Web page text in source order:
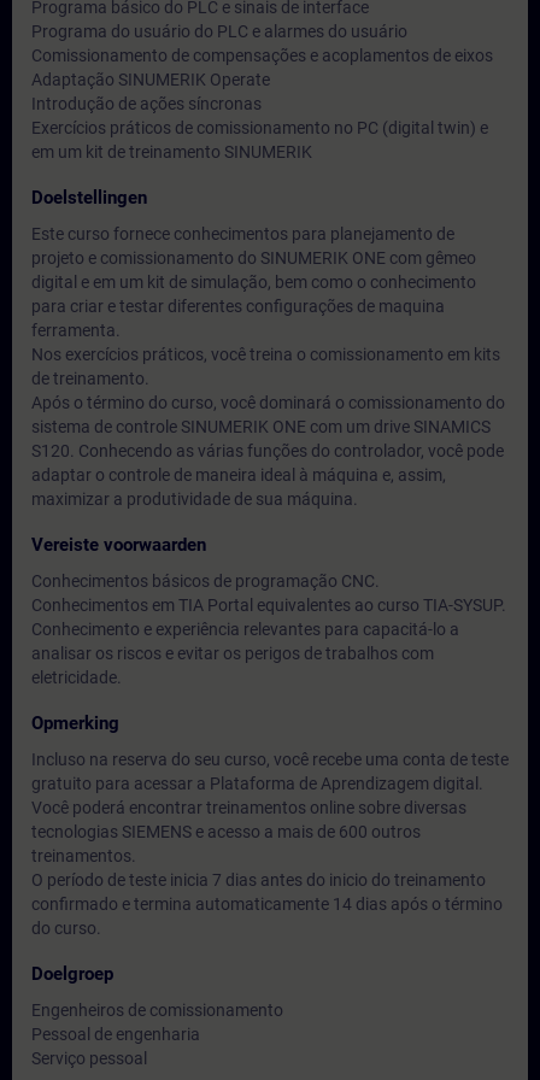
Programa básico do PLC e sinais de interface
Programa do usuário do PLC e alarmes do usuário
Comissionamento de compensações e acoplamentos de eixos
Adaptação SINUMERIK Operate
Introdução de ações síncronas
Exercícios práticos de comissionamento no PC (digital twin) e
em um kit de treinamento SINUMERIK
Doelstellingen
Este curso fornece conhecimentos para planejamento de
projeto e comissionamento do SINUMERIK ONE com gêmeo
digital e em um kit de simulação, bem como o conhecimento
para criar e testar diferentes configurações de maquina
ferramenta.
Nos exercícios práticos, você treina o comissionamento em kits
de treinamento.
Após o término do curso, você dominará o comissionamento do
sistema de controle SINUMERIK ONE com um drive SINAMICS
S120. Conhecendo as várias funções do controlador, você pode
adaptar o controle de maneira ideal à máquina e, assim,
maximizar a produtividade de sua máquina.
Vereiste voorwaarden
Conhecimentos básicos de programação CNC.
Conhecimentos em TIA Portal equivalentes ao curso TIA-SYSUP.
Conhecimento e experiência relevantes para capacitá-lo a
analisar os riscos e evitar os perigos de trabalhos com
eletricidade.
Opmerking
Incluso na reserva do seu curso, você recebe uma conta de teste
gratuito para acessar a Plataforma de Aprendizagem digital.
Você poderá encontrar treinamentos online sobre diversas
tecnologias SIEMENS e acesso a mais de 600 outros
treinamentos.
O período de teste inicia 7 dias antes do inicio do treinamento
confirmado e termina automaticamente 14 dias após o término
do curso.
Doelgroep
Engenheiros de comissionamento
Pessoal de engenharia
Serviço pessoal